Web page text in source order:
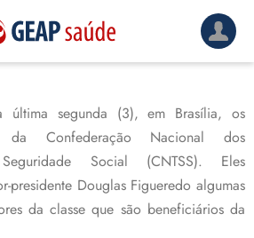
última segunda (3), em Brasília, os
da Confederação Nacional dos
Social (CNTSS). Eles
presidente Douglas Figueredo algumas
da classe que são beneficiários da